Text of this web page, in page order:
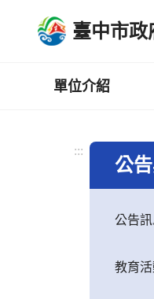
臺中市政
單位介紹
:::
公
公告
教育